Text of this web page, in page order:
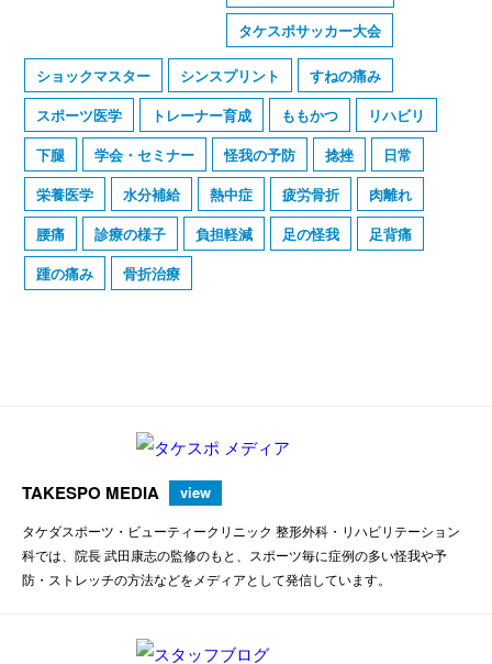
タケスポサッカー大会
ショックマスター シンスプリント
すねの痛み
スポーツ医学
トレーナー育成 ももかつ
リハビリ
下腿
学会・セミナー 怪我の予防 捻挫
日常
栄養医学
水分補給 熱中症 疲労骨折
肉離れ
腰痛
診療の様子 負担軽減 足の怪我
足背痛
踵の痛み
骨折治療
TAKESPO MEDIA view
タケダスポーツ・ビューティークリニック 整形外科・リハビリテーション
科では、院長 武田康志の監修のもと、スポーツ毎に症例の多い怪我や予
防・ストレッチの方法などをメディアとして発信しています。